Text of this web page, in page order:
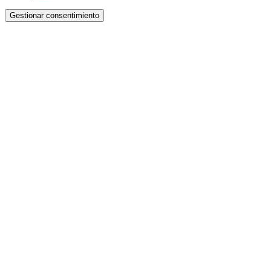
Gestionar consentimiento